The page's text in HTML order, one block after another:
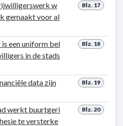
Blz. 17
w
gemaakt voor al
Blz. 18
een uniform bel
in de stads
Blz. 19
data zijn
Blz. 20
werkt buurtgeri
te versterke